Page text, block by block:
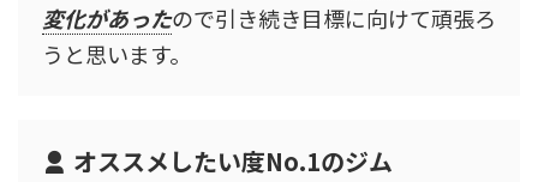
変化があったので引き続き目標に向けて頑張ろ
うと思います。
オススメしたい度No.1のジム